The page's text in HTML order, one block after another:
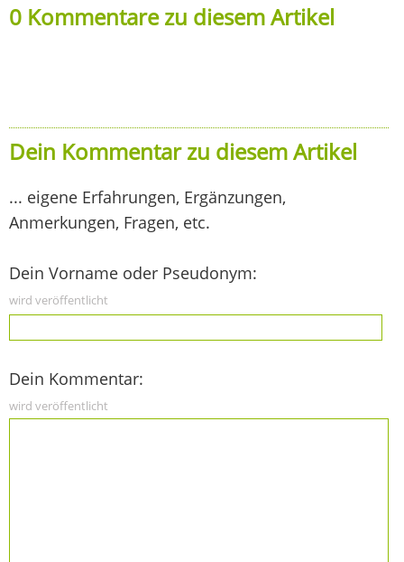
0 Kommentare zu diesem Artikel
Dein Kommentar zu diesem Artikel
... eigene Erfahrungen, Ergänzungen,
Anmerkungen, Fragen, etc.
Dein Vorname oder Pseudonym:
wird veröffentlicht
Dein Kommentar:
wird veröffentlicht